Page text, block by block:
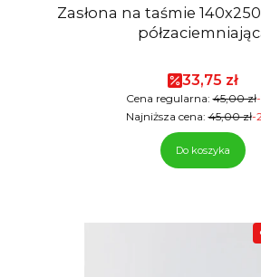
Zasłona na taśmie
Cena
33,75 zł
Cena regularna: 45,00 zł
Najniższa cena: 45,00 zł-
Do koszyka